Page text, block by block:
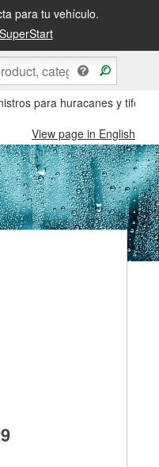
para tu vehículo.
para huracanes y
View page in English